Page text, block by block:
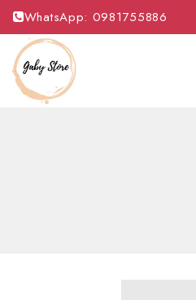
WhatsApp: 0981755886